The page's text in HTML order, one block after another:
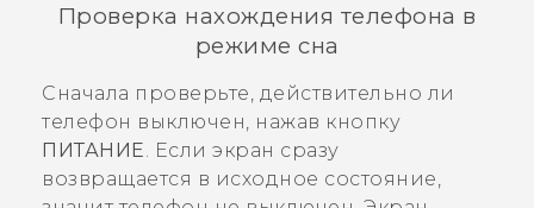
Проверка нахождения телефона в
режиме сна
Сначала проверьте, действительно ли
телефон выключен, нажав кнопку
ПИТАНИЕ . Если экран сразу
возвращается в исходное состояние,